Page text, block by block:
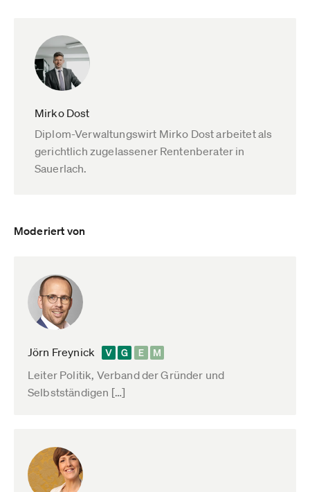
Mirko Dost
Diplom-Verwaltungswirt Mirko Dost arbeitet als
gerichtlich zugelassener Rentenberater in
Sauerlach.
Moderiert von
Jörn Freynick
Leiter Politik, Verband der Gründer und
Selbstständigen […]